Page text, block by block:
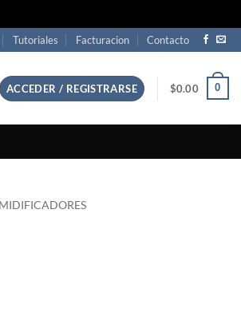
Tutoriales Facturacion Contacto
ACCEDER / REGISTRARSE $0.00 0